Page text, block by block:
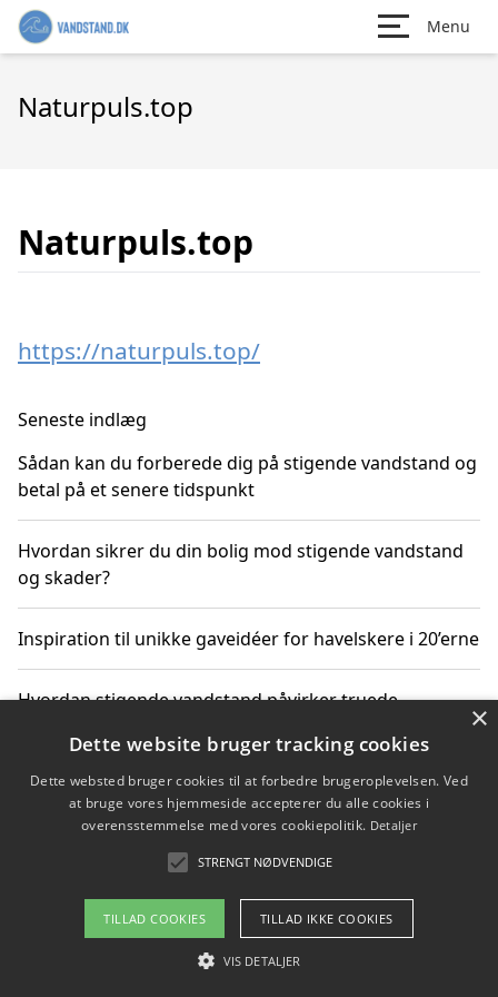
Menu
Naturpuls.top
Naturpuls.top
https://naturpuls.top/
Seneste indlæg
Sådan kan du forberede dig på stigende vandstand og
betal på et senere tidspunkt
Hvordan sikrer du din bolig mod stigende vandstand
og skader?
Inspiration til unikke gaveidéer for havelskere i 20’erne
Hvordan stigende vandstand påvirker truede
Sådan vælger du de bedste vandrerygsække til
vandreture i Danmark
Copyright 2026 - Pilanto Aps
Om / kontakt
×
Dette website bruger tracking cookies
Dette websted bruger cookies til at forbedre brugeroplevelsen. Ved
at bruge vores hjemmeside accepterer du alle cookies i
overensstemmelse med vores cookiepolitik. Detaljer
STRENGT NØDVENDIGE
TILLAD COOKIES TILLAD IKKE COOKIES
VIS DETALJER